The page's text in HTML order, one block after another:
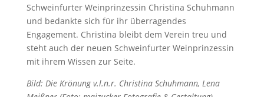
Schweinfurter Weinprinzessin Christina Schuhmann
und bedankte sich für ihr überragendes
Engagement. Christina bleibt dem Verein treu und
steht auch der neuen Schweinfurter Weinprinzessin
mit ihrem Wissen zur Seite.
Bild: Die Krönung v.l.n.r. Christina Schuhmann, Lena